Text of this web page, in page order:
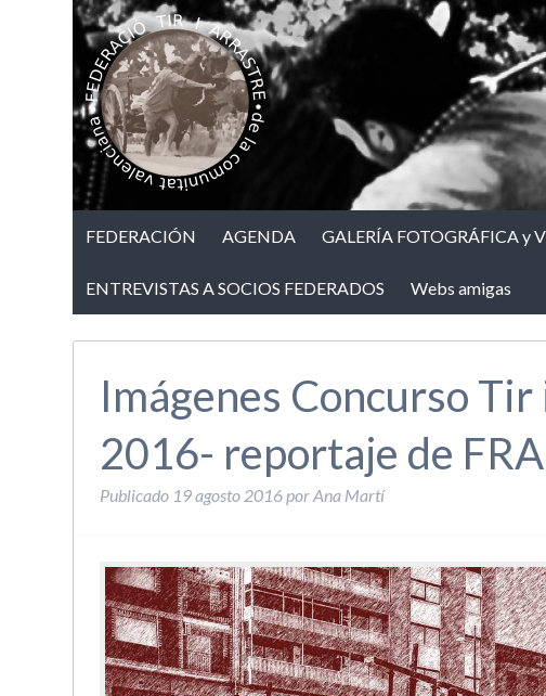
FEDERACIÓN AGENDA GALERÍA FOTOGRÁFICA y
ENTREVISTAS A SOCIOS FEDERADOS Webs amigas
Imágenes Concurso
2016- reportaje de
Publicado 19 agosto 2016 porAna Martí